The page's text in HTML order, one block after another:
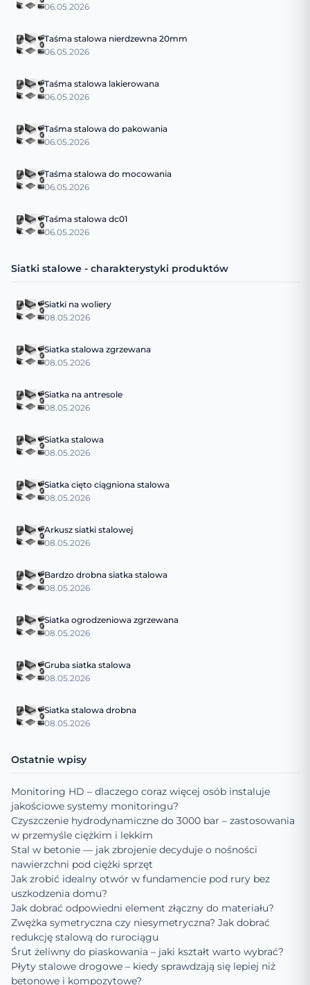
06.05.2026
Taśma stalowa nierdzewna 20mm
06.05.2026
Taśma stalowa lakierowana
06.05.2026
Taśma stalowa do pakowania
06.05.2026
Taśma stalowa do mocowania
06.05.2026
Taśma stalowa dc01
06.05.2026
Siatki stalowe - charakterystyki produktów
Siatki na woliery
08.05.2026
Siatka stalowa zgrzewana
08.05.2026
Siatka na antresole
08.05.2026
Siatka stalowa
08.05.2026
Siatka cięto ciągniona stalowa
08.05.2026
Arkusz siatki stalowej
08.05.2026
Bardzo drobna siatka stalowa
08.05.2026
Siatka ogrodzeniowa zgrzewana
08.05.2026
Gruba siatka stalowa
08.05.2026
Siatka stalowa drobna
08.05.2026
Ostatnie wpisy
Monitoring HD – dlaczego coraz więcej osób instaluje
jakościowe systemy monitoringu?
Czyszczenie hydrodynamiczne do 3000 bar – zastosowania
w przemyśle ciężkim i lekkim
Stal w betonie — jak zbrojenie decyduje o nośności
nawierzchni pod ciężki sprzęt
Jak zrobić idealny otwór w fundamencie pod rury bez
uszkodzenia domu?
Jak dobrać odpowiedni element złączny do materiału?
Zwężka symetryczna czy niesymetryczna? Jak dobrać
redukcję stalową do rurociągu
Śrut żeliwny do piaskowania – jaki kształt warto wybrać?
Płyty stalowe drogowe – kiedy sprawdzają się lepiej niż
betonowe i kompozytowe?